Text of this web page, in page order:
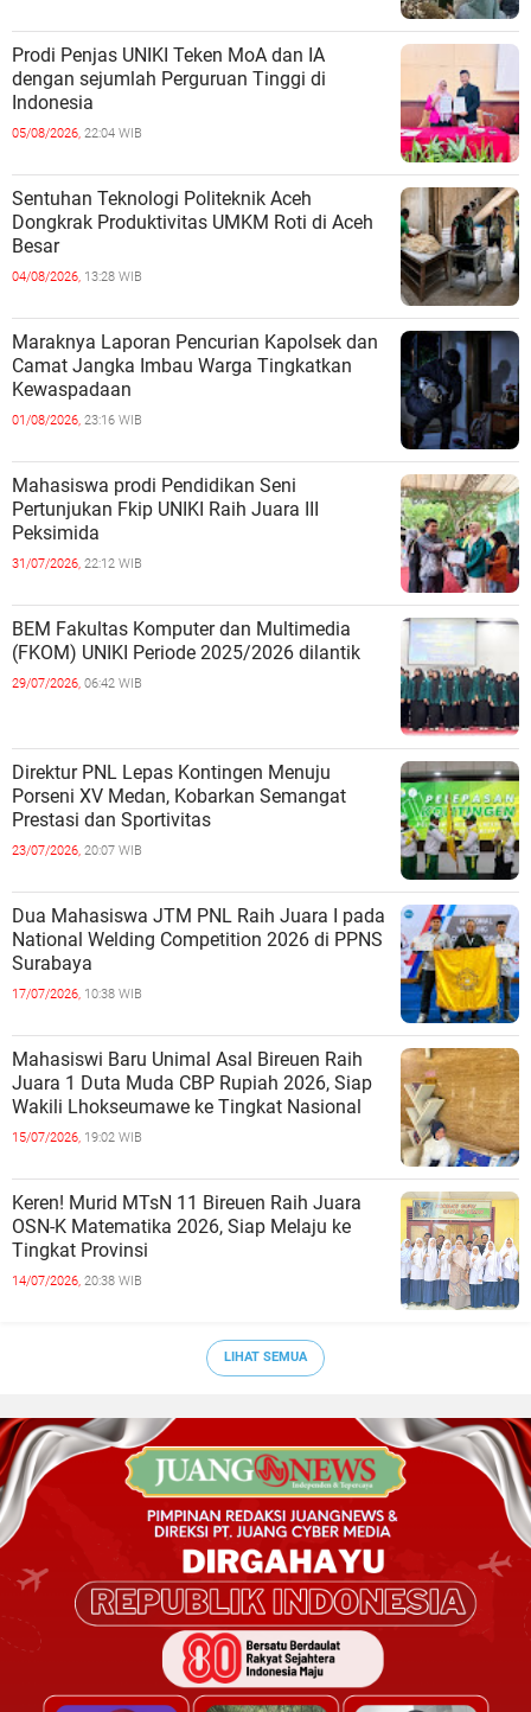
Prodi Penjas UNIKI Teken MoA dan IA
dengan sejumlah Perguruan Tinggi di
Indonesia
05/08/2026, 22:04 WIB
Sentuhan Teknologi Politeknik Aceh
Dongkrak Produktivitas UMKM Roti di Aceh
Besar
04/08/2026, 13:28 WIB
Maraknya Laporan Pencurian Kapolsek dan
Camat Jangka Imbau Warga Tingkatkan
Kewaspadaan
01/08/2026, 23:16 WIB
Mahasiswa prodi Pendidikan Seni
Pertunjukan Fkip UNIKI Raih Juara III
Peksimida
31/07/2026, 22:12 WIB
BEM Fakultas Komputer dan Multimedia
(FKOM) UNIKI Periode 2025/2026 dilantik
29/07/2026, 06:42 WIB
Direktur PNL Lepas Kontingen Menuju
Porseni XV Medan, Kobarkan Semangat
Prestasi dan Sportivitas
23/07/2026, 20:07 WIB
Dua Mahasiswa JTM PNL Raih Juara I pada
National Welding Competition 2026 di PPNS
Surabaya
17/07/2026, 10:38 WIB
Mahasiswi Baru Unimal Asal Bireuen Raih
Juara 1 Duta Muda CBP Rupiah 2026, Siap
Wakili Lhokseumawe ke Tingkat Nasional
15/07/2026, 19:02 WIB
Keren! Murid MTsN 11 Bireuen Raih Juara
OSN-K Matematika 2026, Siap Melaju ke
Tingkat Provinsi
14/07/2026, 20:38 WIB
LIHAT SEMUA